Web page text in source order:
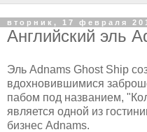
вторник, 17 февраля
Английский эль
Эль Adnams Ghost Ship
вдохновившимися
пабом под названием,
является одной из
бизнес Adnams.